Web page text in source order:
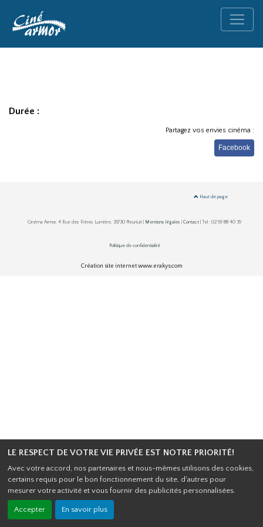
LE RESPECT DE VOTRE VIE PRIVÉE EST NOTRE PRIORITÉ!
Avec votre accord, nos partenaires et nous-mêmes utilisons des cookies,
certains requis pour le bon fonctionnement du site, d'autres pour
mesurer votre activité et vous fournir des publicités personnalisées.
Accepter En savoir plus
Durée :
Partagez vos envies cinéma :
Facebook
Haut de page
Cinéma Armor, 4 Rue des Frères Lumière, 35730 Pleurtuit | Mentions légales Contact | Tel : 02 99 88 40 39
Politique de confidentialité
Création site internet www.erakys.com